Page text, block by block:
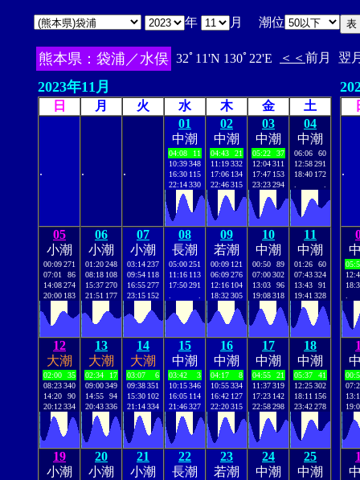
年 月 潮位
熊本県：袋浦／水俣 32ﾟ11'N 130ﾟ22'E ＜＜ 前月 翌
2023年11月
日 月 火 水 木 金 土
. . .
01
中潮
04:08
11
10:39348
16:30 115
22:14330
02
中潮
04:43
21
11:19332
17:06 134
22:46315
03
中潮
05:22
37
12:04311
17:47 153
23:23294
04
中潮
06:06
60
12:58291
18:40 172
05
小潮
00:09271
07:01
86
14:08274
20:00 183
06
小潮
01:20248
08:18 108
15:37270
21:51 177
07
小潮
03:14237
09:54 118
16:55277
23:15 152
08
長潮
05:00251
11:16 113
17:50291
09
若潮
00:09 121
06:09276
12:16 104
18:32305
10
中潮
00:50
89
07:00302
13:03
96
19:08318
11
中潮
01:26
60
07:43324
13:43
91
19:41 328
12
大潮
02:00
35
08:23340
14:20
90
20:12334
13
大潮
02:34
17
09:00349
14:55
94
20:43336
14
大潮
03:07
6
09:38351
15:30 102
21:14334
15
中潮
03:42
3
10:15346
16:05 114
21:46327
16
中潮
04:17
8
10:55334
16:42 127
22:20315
17
中潮
04:55
21
11:37319
17:23 142
22:58298
18
中潮
05:37
41
12:25302
18:11 156
23:42278
19
小潮
20
小潮
21
小潮
22
長潮
23
若潮
24
中潮
25
中潮
.